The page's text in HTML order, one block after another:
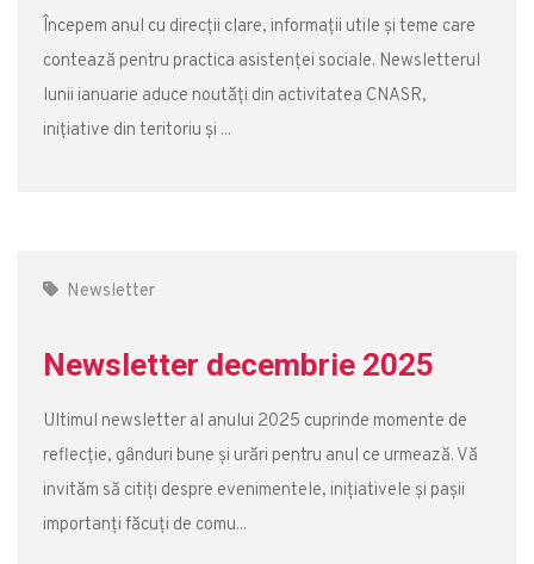
Începem anul cu direcții clare, informații utile și teme care
contează pentru practica asistenței sociale. Newsletterul
lunii ianuarie aduce noutăți din activitatea CNASR,
inițiative din teritoriu și ...
Newsletter
Newsletter decembrie 2025
Ultimul newsletter al anului 2025 cuprinde momente de
reflecție, gânduri bune și urări pentru anul ce urmează. Vă
invităm să citiți despre evenimentele, inițiativele și pașii
importanți făcuți de comu...